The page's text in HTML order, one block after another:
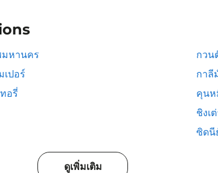
มหานคร
กวน
เปอร์
กาลี
อรี่
คุนห
ชิงเ
ซิดนี
ดูเพิ่มเติม